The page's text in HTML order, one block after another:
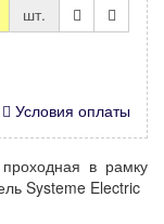
шт.
Условия оплаты
проходная в рамку
Systeme Electric